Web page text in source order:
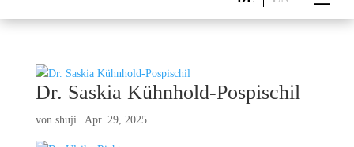
Dr. Saskia Kühnhold-Pospischil
von shuji| Apr. 29, 2025